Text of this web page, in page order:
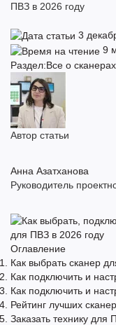
ПВЗ в 2026 году
3
9
Раздел:Все о
Автор статьи
Анна Азатханова
Руководитель
Оглавление
Как выбрать сканер
Как подключить и
Как подключить и
Рейтинг лучших
Заказать технику для